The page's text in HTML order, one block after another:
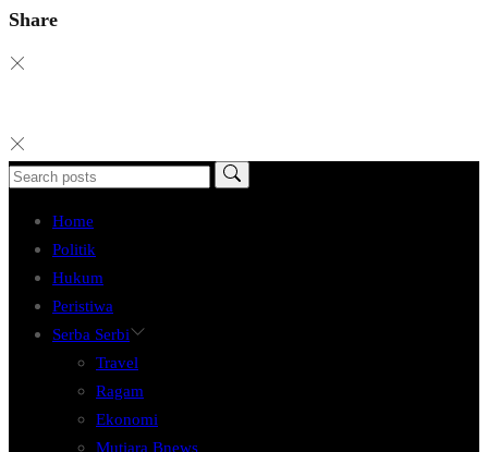
Share
Home
Politik
Hukum
Peristiwa
Serba Serbi
Travel
Ragam
Ekonomi
Mutiara Bnews